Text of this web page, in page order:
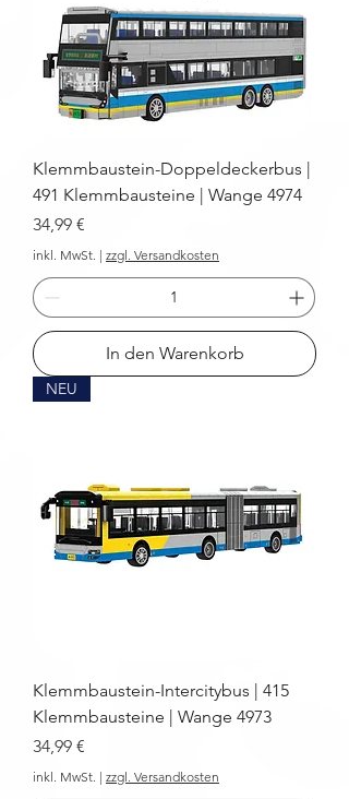
Klemmbaustein-Doppeldeckerbus |
491 Klemmbausteine | Wange 4974
Preis
34,99 €
inkl. MwSt. | zzgl. Versandkosten
In den Warenkorb
NEU
Klemmbaustein-Intercitybus | 415
Klemmbausteine | Wange 4973
Preis
34,99 €
inkl. MwSt. | zzgl. Versandkosten